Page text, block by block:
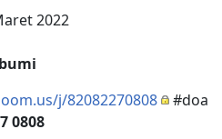
2022
j/82082270808 #doa
0808